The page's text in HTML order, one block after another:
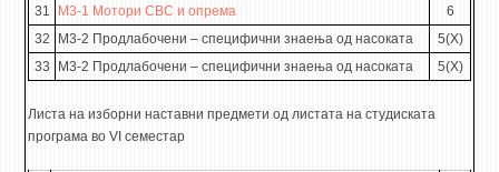
31
М3-1 Мотори СВС и опрема
6
32
М3-2 Продлабочени – специфични знаења од насоката
5(X)
33
М3-2 Продлабочени – специфични знаења од насоката 5(X)
Листа на изборни наставни предмети од листата на студиската
програма во VI семестар